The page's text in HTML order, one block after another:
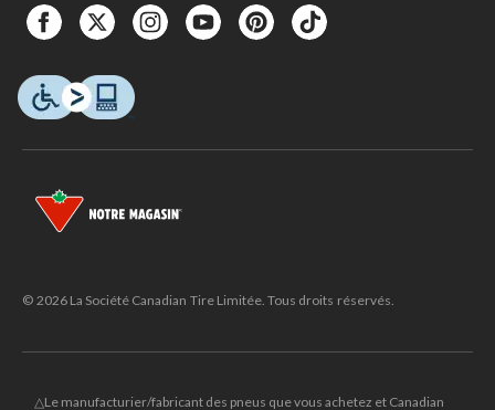
© 2026 La Société Canadian Tire Limitée. Tous droits réservés.
△Le manufacturier/fabricant des pneus que vous achetez et Canadian